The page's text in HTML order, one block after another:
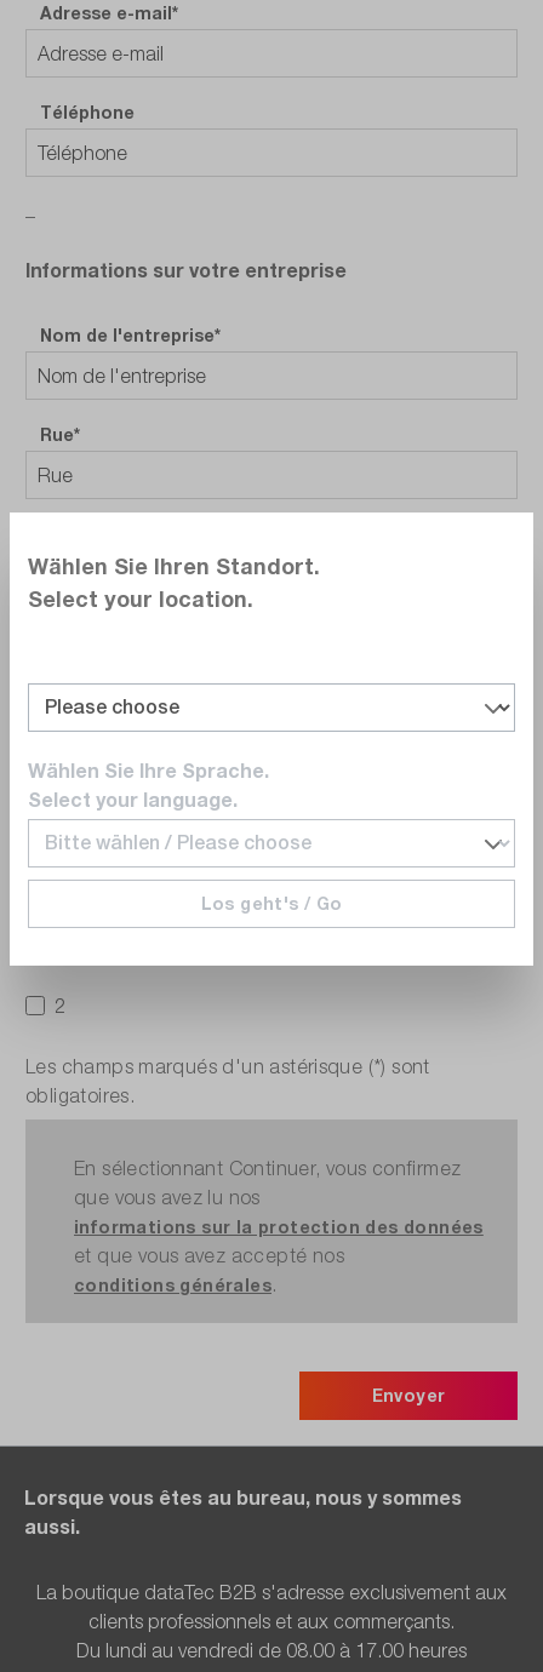
Adresse e-mail*
Téléphone
Informations sur votre entreprise
Nom de l'entreprise*
Rue*
Ville*
_
2
Les champs marqués d'un astérisque (*) sont
obligatoires.
En sélectionnant Continuer, vous confirmez
que vous avez lu nos
informations sur la protection des données
et que vous avez accepté nos
conditions générales.
Envoyer
Lorsque vous êtes au bureau, nous y sommes
aussi.
La boutique dataTec B2B s'adresse exclusivement aux
clients professionnels et aux commerçants.
Du lundi au vendredi de 08.00 à 17.00 heures
Wählen Sie Ihren Standort.
Select your location.
Wählen Sie Ihre Sprache.
Select your language.
Los geht's / Go